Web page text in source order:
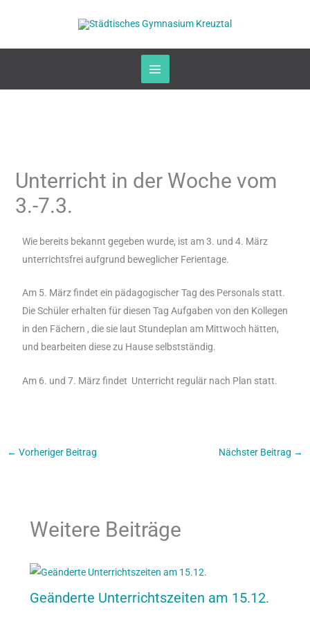
Unterricht in der Woche vom
3.-7.3.
Wie bereits bekannt gegeben wurde, ist am 3. und 4. März
unterrichtsfrei aufgrund beweglicher Ferientage.
Am 5. März findet ein pädagogischer Tag des Personals statt.
Die Schüler erhalten für diesen Tag Aufgaben von den Kollegen
in den Fächern , die sie laut Stundeplan am Mittwoch hätten,
und bearbeiten diese zu Hause selbstständig.
Am 6. und 7. März findet Unterricht regulär nach Plan statt.
← Vorheriger Beitrag Nächster Beitrag →
Weitere Beiträge
Geänderte Unterrichtszeiten am 15.12.